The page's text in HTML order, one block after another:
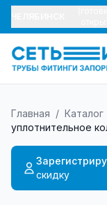
Главная / Каталог
уплотнительное
скидку